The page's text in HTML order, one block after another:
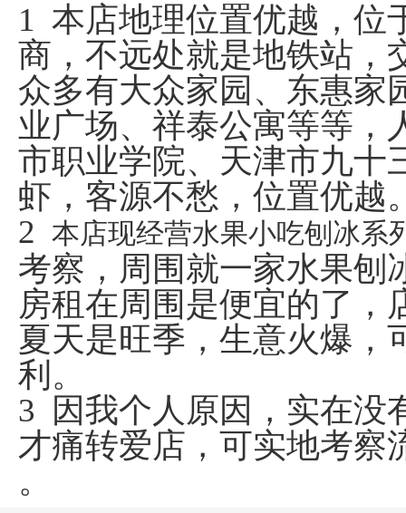
1 本店地理位置优越，位
商，不远处就是地铁站，
众多有大众家园、东惠家
业广场、祥泰公寓等等，
市职业学院、天津市九十
虾，客源不愁，位置优越
2 本店现经营水果小吃刨冰系
考察，周围就一家水果刨
房租在周围是便宜的了，
夏天是旺季，生意火爆，
利。
3
因我个人原因，实在没
才痛转爱店，可实地考察
。